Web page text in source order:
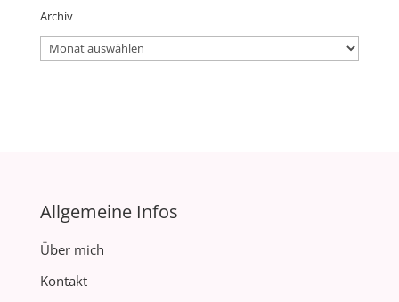
Archiv
Archiv
Allgemeine Infos
Über mich
Kontakt